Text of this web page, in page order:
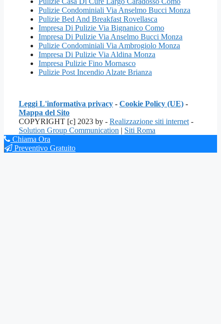
Pulizie Condominiali Via Anselmo Bucci Monza
Pulizie Bed And Breakfast Rovellasca
Impresa Di Pulizie Via Bignanico Como
Impresa Di Pulizie Via Anselmo Bucci Monza
Pulizie Condominiali Via Ambrogiolo Monza
Impresa Di Pulizie Via Aldina Monza
Impresa Pulizie Fino Mornasco
Pulizie Post Incendio Alzate Brianza
Leggi L'informativa privacy - Cookie Policy (UE) -
Mappa del Sito
COPYRIGHT [c] 2023 by - Realizzazione siti internet -
Solution Group Communication | Siti Roma
Chiama Ora
Preventivo Gratuito